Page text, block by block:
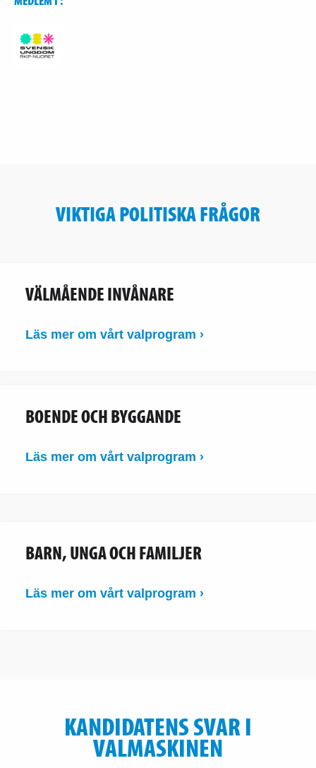
VIKTIGA POLITISKA FRÅGOR
VÄLMÅENDE INVÅNARE
Läs mer om vårt valprogram ›
BOENDE OCH BYGGANDE
Läs mer om vårt valprogram ›
BARN, UNGA OCH FAMILJER
Läs mer om vårt valprogram ›
KANDIDATENS SVAR I
VALMASKINEN